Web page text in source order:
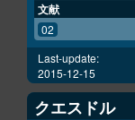
文献
02
Last-update:
2015-12-15
クエスドル